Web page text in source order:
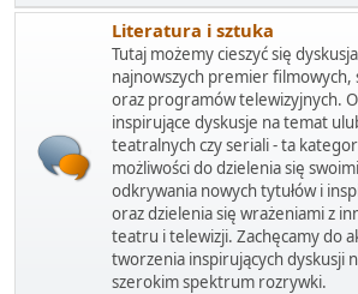
Literatura i sztuka
Tutaj możemy cieszyć się
najnowszych premier
oraz programów telewizyjnych.
inspirujące dyskusje na temat
teatralnych czy seriali - ta
możliwości do dzielenia się
odkrywania nowych tytułów i
oraz dzielenia się wrażeniami z
teatru i telewizji. Zachęcamy do
tworzenia inspirujących dyskusji
szerokim spektrum rozrywki.